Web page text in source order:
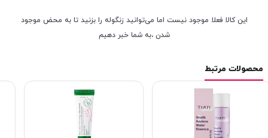
این کالا فعلا موجود نیست اما می‌توانید زنگوله را بزنید تا به محض موجود
شدن ،به شما خبر دهیم
محصولات مرتبط